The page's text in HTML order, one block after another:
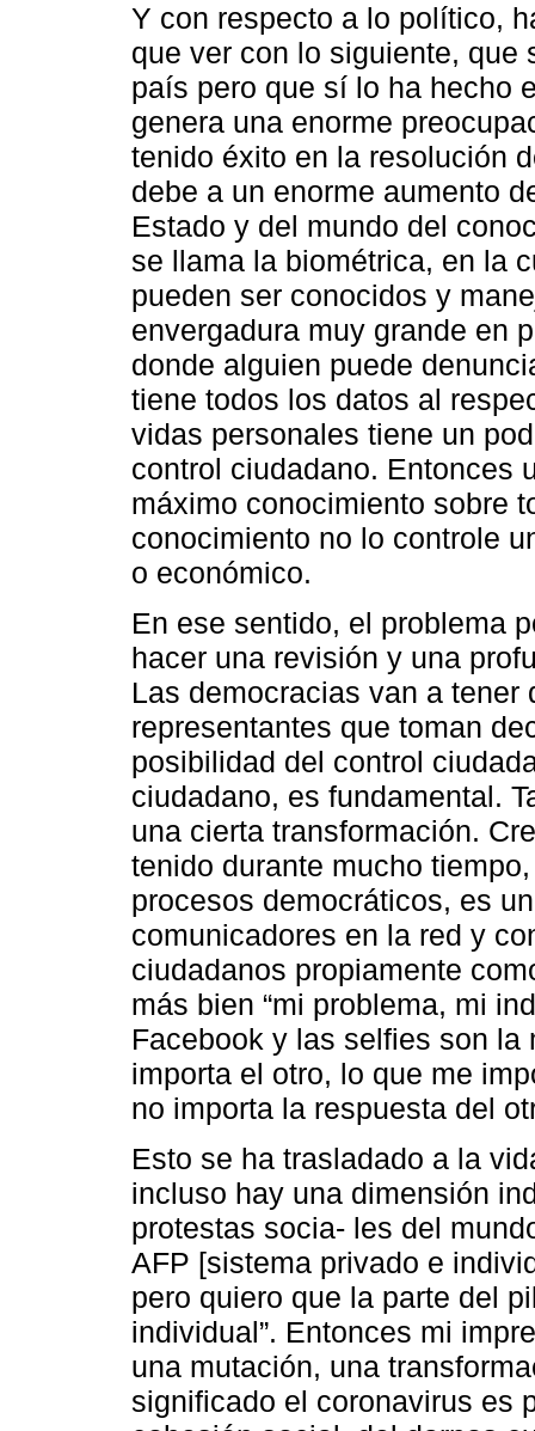
Y con respecto a lo político,
que ver con lo siguiente, que
país pero que sí lo ha hecho
genera una enorme
tenido éxito en la resolución
debe a un enorme aumento
Estado y del mundo del
se llama la biométrica, en la
pueden ser conocidos y
envergadura muy grande en
donde alguien puede
tiene todos los datos al
vidas personales tiene un
control ciudadano. Entonces
máximo conocimiento sobre
conocimiento no lo controle
o económico.
En ese sentido, el problema
hacer una revisión y una
Las democracias van a
representantes que toman
posibilidad del control
ciudadano, es fundamental.
una cierta transformación.
tenido durante mucho
procesos democráticos, es
comunicadores en la red y
ciudadanos propiamente
más bien “mi problema, mi
Facebook y las selfies son la
importa el otro, lo que me
no importa la respuesta del
Esto se ha trasladado a la
incluso hay una dimensión
protestas socia- les del
AFP [sistema privado e
pero quiero que la parte del
individual”. Entonces mi
una mutación, una
significado el coronavirus es